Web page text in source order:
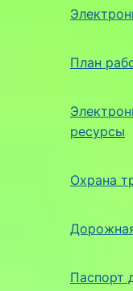
План
ресурсы
Охрана
Паспорт